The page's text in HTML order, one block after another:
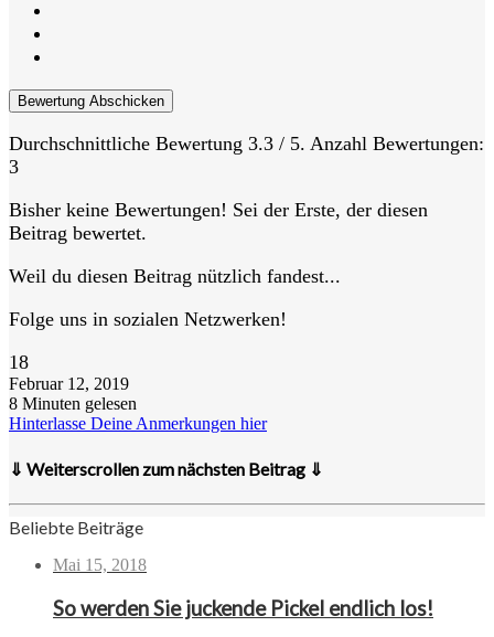
Bewertung Abschicken
Durchschnittliche Bewertung 3.3 / 5. Anzahl Bewertungen:
3
Bisher keine Bewertungen! Sei der Erste, der diesen
Beitrag bewertet.
Weil du diesen Beitrag nützlich fandest...
Folge uns in sozialen Netzwerken!
18
Februar 12, 2019
8 Minuten gelesen
Hinterlasse Deine Anmerkungen hier
⇓ Weiterscrollen zum nächsten Beitrag ⇓
Beliebte Beiträge
Mai 15, 2018
So werden Sie juckende Pickel endlich los!